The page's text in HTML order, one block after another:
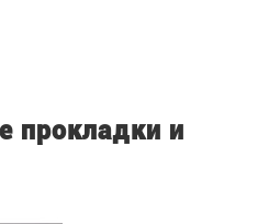
прокладки и